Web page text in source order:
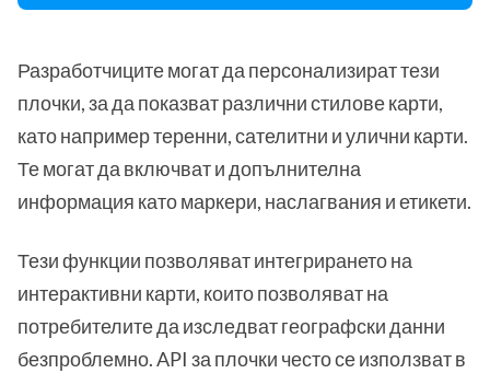
Разработчиците могат да персонализират тези
плочки, за да показват различни стилове карти,
като например теренни, сателитни и улични карти.
Те могат да включват и допълнителна
информация като маркери, наслагвания и етикети.
Тези функции позволяват интегрирането на
интерактивни карти, които позволяват на
потребителите да изследват географски данни
безпроблемно. API за плочки често се използват в